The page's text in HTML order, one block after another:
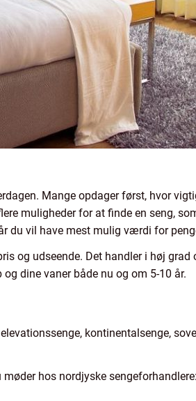
Mange opdager først, hvor
muligheder for at finde en seng,
du vil have mest mulig værdi for
og udseende. Det handler i høj
dine vaner både nu og om 5-10 år.
kontinentalsenge,
hos nordjyske sengeforhandlere: